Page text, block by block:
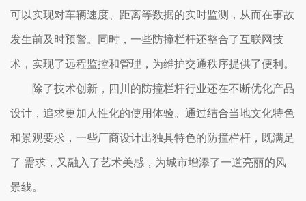
可以实现对车辆速度、距离等数据的实时监测，从而在事故
发生前及时预警。同时，一些防撞栏杆还整合了互联网技
术，实现了远程监控和管理，为维护交通秩序提供了便利。
除了技术创新，四川的防撞栏杆行业还在不断优化产品
设计，追求更加人性化的使用体验。通过结合当地文化特色
和景观要求，一些厂商设计出独具特色的防撞栏杆，既满足
了 需求，又融入了艺术美感，为城市增添了一道亮丽的风
景线。